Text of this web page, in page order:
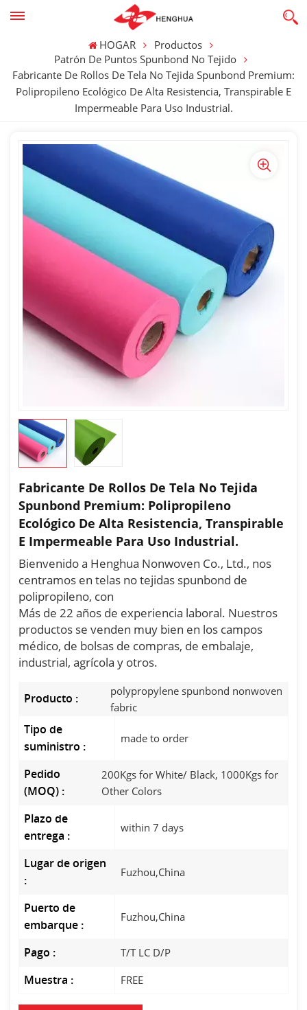
HOGAR
Productos
Patrón De Puntos Spunbond No Tejido
Fabricante De Rollos De Tela No Tejida Spunbond Premium:
Polipropileno Ecológico De Alta Resistencia, Transpirable E
Impermeable Para Uso Industrial.
Fabricante De Rollos De Tela No Tejida
Spunbond Premium: Polipropileno
Ecológico De Alta Resistencia, Transpirable
E Impermeable Para Uso Industrial.
Bienvenido a Henghua Nonwoven Co., Ltd., nos
centramos en telas no tejidas spunbond de
polipropileno, con
Más de 22 años de experiencia laboral. Nuestros
productos se venden muy bien en los campos
médico, de bolsas de compras, de embalaje,
industrial, agrícola y otros.
Producto :
polypropylene spunbond nonwoven
fabric
Tipo de
suministro :
made to order
Pedido
(MOQ) :
200Kgs for White/ Black, 1000Kgs for
Other Colors
Plazo de
entrega :
within 7 days
Lugar de origen
:
Fuzhou,China
Puerto de
embarque :
Fuzhou,China
Pago : T/T LC D/P
Muestra : FREE